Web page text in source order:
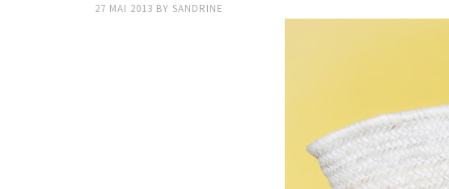
27 MAI 2013 BY SANDRINE